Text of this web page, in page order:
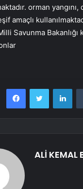
orman
amaçlı
Savunma
FacebookTwitter
ALİ KEMAL